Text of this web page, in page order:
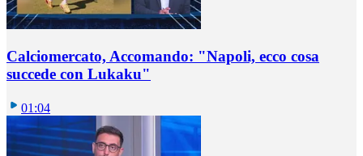
Calciomercato, Accomando: "Napoli, ecco cosa
succede con Lukaku"
01:04